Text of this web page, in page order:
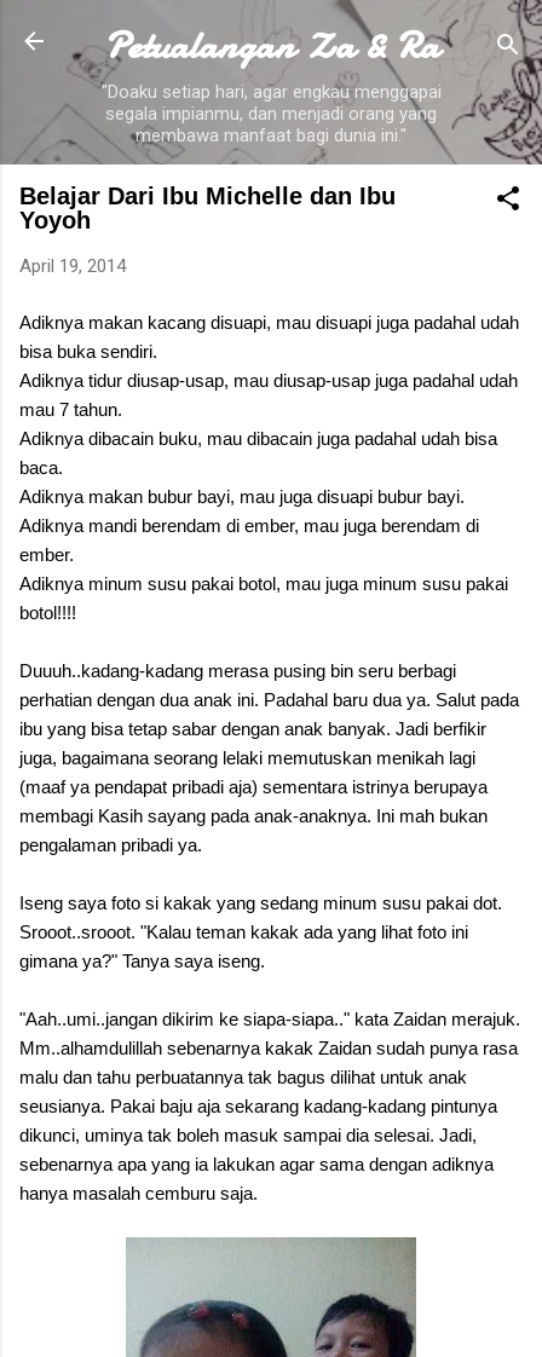
Skip to main content
Petualangan Za & Ra
"Doaku setiap hari, agar engkau menggapai
segala impianmu, dan menjadi orang yang
membawa manfaat bagi dunia ini."
Belajar Dari Ibu Michelle dan Ibu
Yoyoh
April 19, 2014
Adiknya makan kacang disuapi, mau disuapi juga padahal udah
bisa buka sendiri.
Adiknya tidur diusap-usap, mau diusap-usap juga padahal udah
mau 7 tahun.
Adiknya dibacain buku, mau dibacain juga padahal udah bisa
baca.
Adiknya makan bubur bayi, mau juga disuapi bubur bayi.
Adiknya mandi berendam di ember, mau juga berendam di
ember.
Adiknya minum susu pakai botol, mau juga minum susu pakai
botol!!!!
Duuuh..kadang-kadang merasa pusing bin seru berbagi
perhatian dengan dua anak ini. Padahal baru dua ya. Salut pada
ibu yang bisa tetap sabar dengan anak banyak. Jadi berfikir
juga, bagaimana seorang lelaki memutuskan menikah lagi
(maaf ya pendapat pribadi aja) sementara istrinya berupaya
membagi Kasih sayang pada anak-anaknya. Ini mah bukan
pengalaman pribadi ya.
Iseng saya foto si kakak yang sedang minum susu pakai dot.
Srooot..srooot. "Kalau teman kakak ada yang lihat foto ini
gimana ya?" Tanya saya iseng.
"Aah..umi..jangan dikirim ke siapa-siapa.." kata Zaidan merajuk.
Mm..alhamdulillah sebenarnya kakak Zaidan sudah punya rasa
malu dan tahu perbuatannya tak bagus dilihat untuk anak
seusianya. Pakai baju aja sekarang kadang-kadang pintunya
dikunci, uminya tak boleh masuk sampai dia selesai. Jadi,
sebenarnya apa yang ia lakukan agar sama dengan adiknya
hanya masalah cemburu saja.